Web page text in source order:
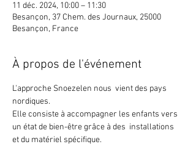
11 déc. 2024, 10:00 – 11:30
Besançon, 37 Chem. des Journaux, 25000
Besançon, France
À propos de l'événement
L'approche Snoezelen nous  vient des pays
nordiques.
Elle consiste à accompagner les enfants vers
un état de bien-être grâce à des  installations
et du matériel spécifique.